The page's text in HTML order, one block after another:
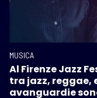
MUSICA
Al Firenze Jazz
tra jazz, reggae,
avanguardie